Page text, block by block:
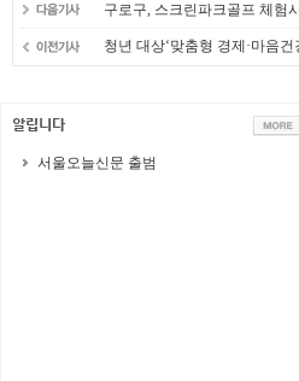
구로구, 스크린파크골프 체험
청년 대상‘맞춤형 경제·마음건
서울오늘신문 출범